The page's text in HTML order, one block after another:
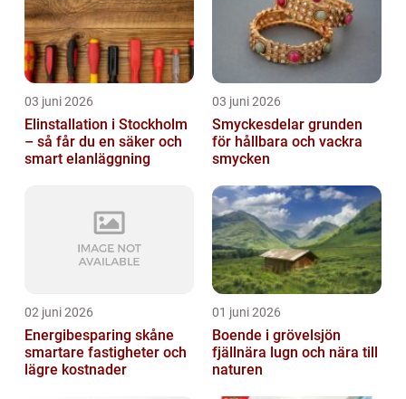
03 juni 2026
Elinstallation i Stockholm
– så får du en säker och
smart elanläggning
03 juni 2026
Smyckesdelar grunden
för hållbara och vackra
smycken
02 juni 2026
Energibesparing skåne
smartare fastigheter och
lägre kostnader
01 juni 2026
Boende i grövelsjön
fjällnära lugn och nära till
naturen